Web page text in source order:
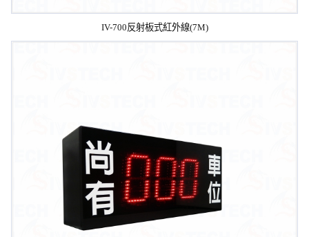
IV-700反射板式紅外線(7M)